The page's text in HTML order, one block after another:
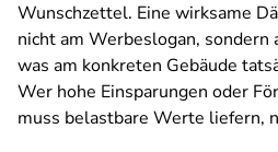
Wunschzettel. Eine wirksame
nicht am Werbeslogan, sondern
was am konkreten Gebäude
Wer hohe Einsparungen oder
muss belastbare Werte liefern,